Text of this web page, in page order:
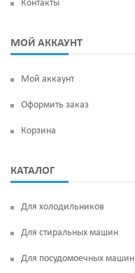
Контакты
МОЙ АККАУНТ
Мой аккаунт
Оформить заказ
Корзина
КАТАЛОГ
Для холодильников
Для стиральных машин
Для посудомоечных машин